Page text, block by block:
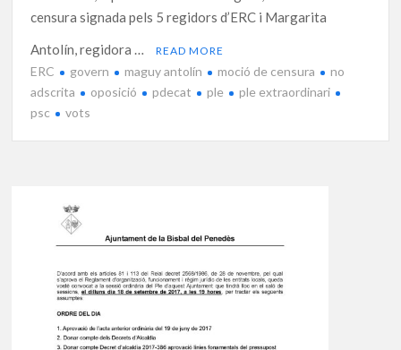
censura signada pels 5 regidors d’ERC i Margarita
Antolín, regidora …
READ MORE
ERC govern maguy antolín moció de censura
no
adscrita
oposició pdecat ple
ple extraordinari
psc
vots